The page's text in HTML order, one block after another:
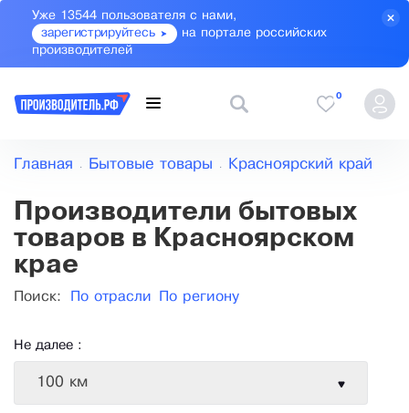
Уже 13544 пользователя с нами,
зарегистрируйтесь
на портале российских
производителей
0
Главная Бытовые товары Красноярский край
Производители бытовых
товаров в Красноярском
крае
Поиск: По отрасли По региону
Не далее :
100 км